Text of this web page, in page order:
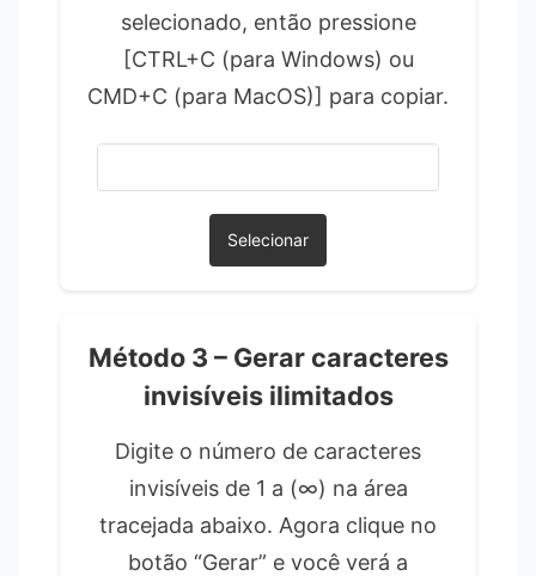
selecionado, então pressione
[CTRL+C (para Windows) ou
CMD+C (para MacOS)] para copiar.
Selecionar
Método 3 – Gerar caracteres
invisíveis ilimitados
Digite o número de caracteres
invisíveis de 1 a (∞) na área
tracejada abaixo. Agora clique no
botão “Gerar” e você verá a